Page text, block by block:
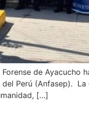
de Ayacucho
Perú (Anfasep).
[…]